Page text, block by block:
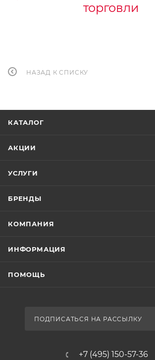
торговли
НАЗАД К СПИСКУ
КАТАЛОГ
АКЦИИ
УСЛУГИ
БРЕНДЫ
КОМПАНИЯ
ИНФОРМАЦИЯ
ПОМОЩЬ
ПОДПИСАТЬСЯ НА РАССЫЛКУ
+7 (495) 150-57-36